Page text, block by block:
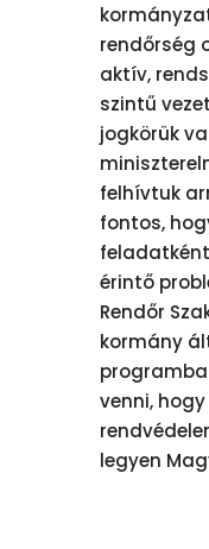
rendőrség
aktív,
szintű
jogkörük
felhívtuk
fontos,
érintő
Rendőr
kormány
venni,
legyen